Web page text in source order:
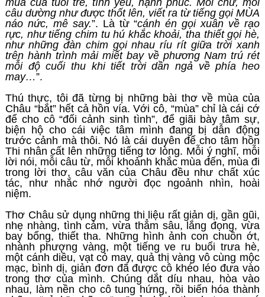
mùa của tuổi trẻ, tình yêu, hạnh phúc. Mỗi chữ, mỗi
câu dường như được thốt lên, viết ra từ tiếng gọi MÙA
náo nức, mê say.”. Là từ “cánh én gọi xuân về rạo
rực, như tiếng chim tu hú khắc khoải, tha thiết gọi hè,
như những đàn chim gọi nhau ríu rít giữa trời xanh
trên hành trình mải miết bay về phương Nam trú rét
mỗi độ cuối thu khi tiết trời dần ngả về phía heo
may…”.
Thú thực, tôi đã từng bị những bài thơ về mùa của
Châu “bắt” hết cả hồn vía. Với cô, “mùa” chỉ là cái cớ
để cho cô “đối cảnh sinh tình”, để giãi bày tâm sự,
biện hộ cho cái việc tâm mình đang bị dẫn động
trước cảnh mà thôi. Nó là cái duyên để cho tâm hồn
Thi nhân cất lên những tiếng tơ lòng. Mỗi ý nghĩ, mỗi
lời nói, mỗi câu từ, mỗi khoảnh khắc mùa đến, mùa đi
trong lời thơ, câu văn của Châu đều như chất xúc
tác, như nhắc nhớ người đọc ngoảnh nhìn, hoài
niệm.
Thơ Châu sử dụng những thi liệu rất giản dị, gần gũi,
nhẹ nhàng, tình cảm, vừa thẳm sâu, lắng đọng, vừa
bay bổng, thiết tha. Những hình ảnh con chuồn ớt,
nhành phượng vàng, một tiếng ve ru buổi trưa hè,
một cánh diều, vạt cỏ may, quả thị vàng vô cùng mộc
mạc, bình dị, giản đơn đã được cô khéo léo đưa vào
trong thơ của mình. Chúng dắt díu nhau, hòa vào
nhau, làm nền cho cô tung hứng, rồi biến hóa thành